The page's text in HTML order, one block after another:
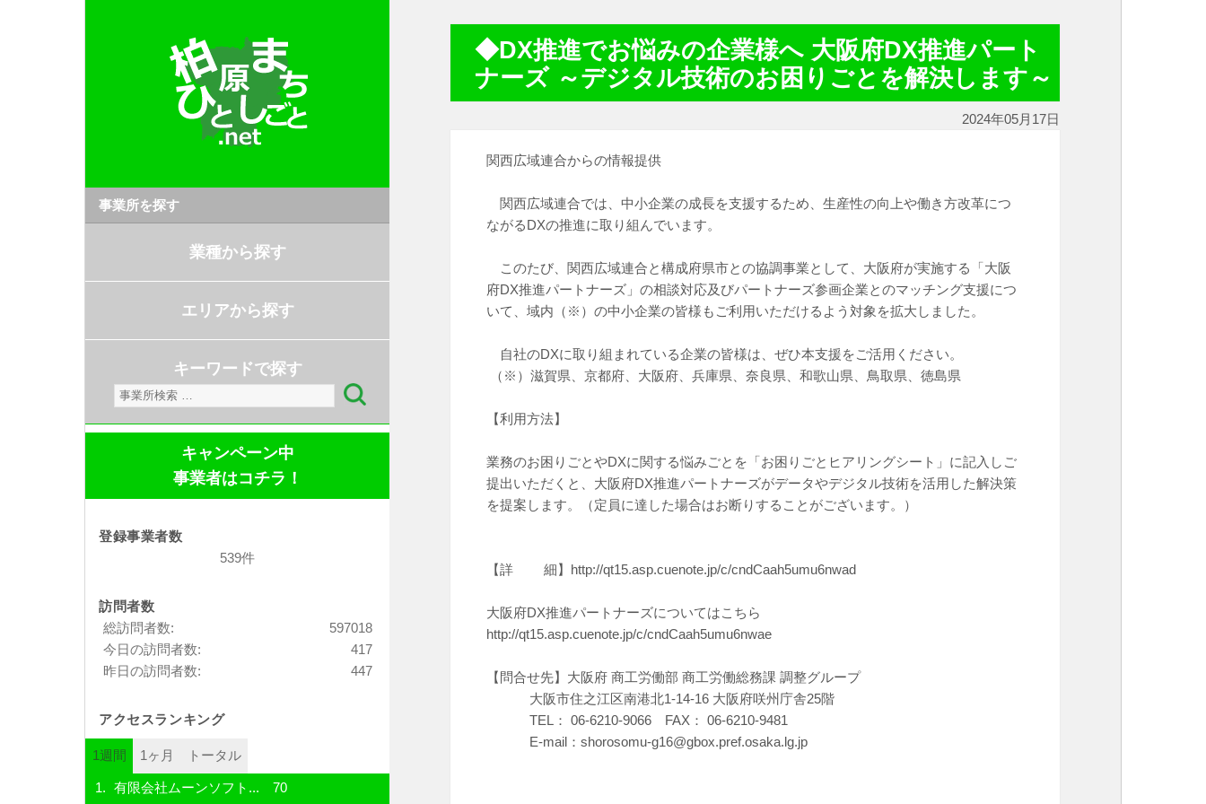
事業所を探す
業種から探す
エリアから探す
キーワードで探す
検
索:
キャンペーン中
事業者はコチラ！
登録事業者数
539件
訪問者数
597018
総訪問者数:
417
今日の訪問者数:
447
昨日の訪問者数:
アクセスランキング
1週間 1ヶ月 トータル
有限会社ムーンソフト... 70
◆DX推進でお悩みの企業様へ 大阪府DX推進パート
ナーズ ～デジタル技術のお困りごとを解決します～
2024年05月17日
関西広域連合からの情報提供
関西広域連合では、中小企業の成長を支援するため、生産性の向上や働き方改革につ
ながるDXの推進に取り組んでいます。
このたび、関西広域連合と構成府県市との協調事業として、大阪府が実施する「大阪
府DX推進パートナーズ」の相談対応及びパートナーズ参画企業とのマッチング支援につ
いて、域内（※）の中小企業の皆様もご利用いただけるよう対象を拡大しました。
自社のDXに取り組まれている企業の皆様は、ぜひ本支援をご活用ください。
（※）滋賀県、京都府、大阪府、兵庫県、奈良県、和歌山県、鳥取県、徳島県
【利用方法】
業務のお困りごとやDXに関する悩みごとを「お困りごとヒアリングシート」に記入しご
提出いただくと、大阪府DX推進パートナーズがデータやデジタル技術を活用した解決策
を提案します。（定員に達した場合はお断りすることがございます。）
【詳 細】 http://qt15.asp.cuenote.jp/c/cndCaah5umu6nwad
大阪府DX推進パートナーズについてはこちら
http://qt15.asp.cuenote.jp/c/cndCaah5umu6nwae
【問合せ先】大阪府 商工労働部 商工労働総務課 調整グループ
大阪市住之江区南港北1-14-16 大阪府咲州庁舎25階
TEL： 06-6210-9066 FAX： 06-6210-9481
E-mail：shorosomu-g16@gbox.pref.osaka.lg.jp